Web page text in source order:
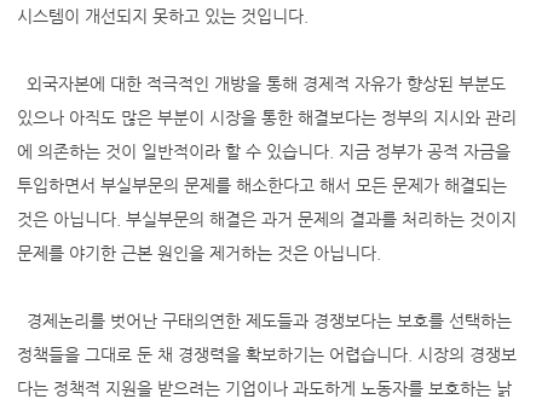
시스템이 개선되지 못하고 있는 것입니다.
외국자본에 대한 적극적인 개방을 통해 경제적 자유가 향상된 부분도
있으나 아직도 많은 부분이 시장을 통한 해결보다는 정부의 지시와 관리
에 의존하는 것이 일반적이라 할 수 있습니다. 지금 정부가 공적 자금을
투입하면서 부실부문의 문제를 해소한다고 해서 모든 문제가 해결되는
것은 아닙니다. 부실부문의 해결은 과거 문제의 결과를 처리하는 것이지
문제를 야기한 근본 원인을 제거하는 것은 아닙니다.
경제논리를 벗어난 구태의연한 제도들과 경쟁보다는 보호를 선택하는
정책들을 그대로 둔 채 경쟁력을 확보하기는 어렵습니다. 시장의 경쟁보
다는 정책적 지원을 받으려는 기업이나 과도하게 노동자를 보호하는 낡